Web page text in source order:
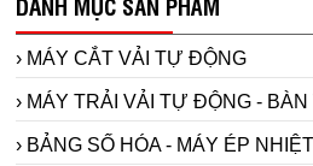
› MÁY CẮT VẢI TỰ ĐỘNG
› MÁY TRẢI VẢI TỰ ĐỘNG - BÀN
› BẢNG SỐ HÓA - MÁY ÉP